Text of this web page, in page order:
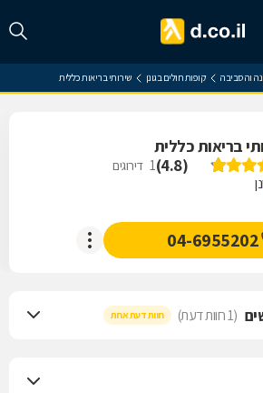
והסביבה קופות חולים בגונן שירותי בריאות כללית
בריאות כללית
(
4.8
)
1 דירוגים
04-6955202
(1 חוות דעת) חוות דעת אחת